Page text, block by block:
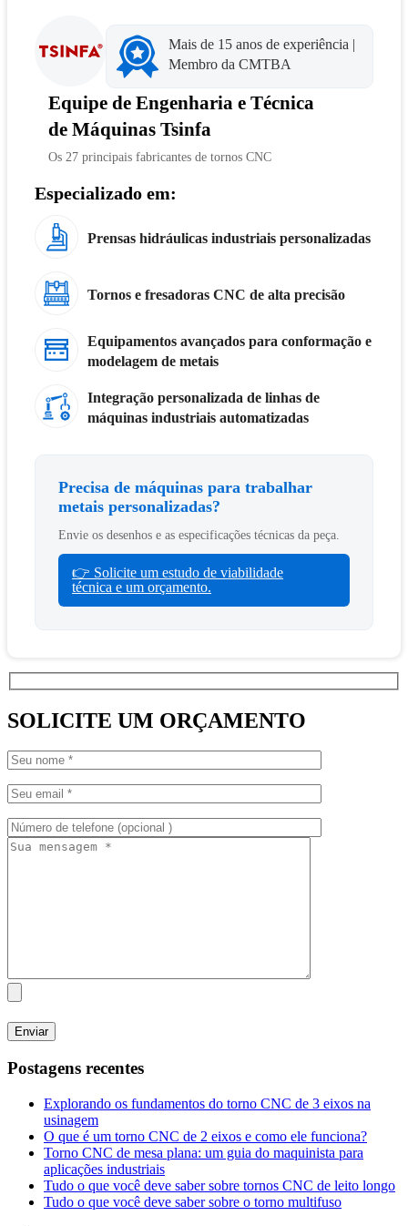
Equipe de Engenharia e Técnica
de Máquinas Tsinfa
Os 27 principais fabricantes de tornos CNC
Mais de 15 anos de experiência |
Membro da CMTBA
Especializado em:
Prensas hidráulicas industriais personalizadas
Tornos e fresadoras CNC de alta precisão
Equipamentos avançados para conformação e
modelagem de metais
Integração personalizada de linhas de
máquinas industriais automatizadas
Precisa de máquinas para trabalhar
metais personalizadas?
Envie os desenhos e as especificações técnicas da peça.
👉 Solicite um estudo de viabilidade
técnica e um orçamento.
SOLICITE UM ORÇAMENTO
Postagens recentes
Explorando os fundamentos do torno CNC de 3 eixos na
usinagem
O que é um torno CNC de 2 eixos e como ele funciona?
Torno CNC de mesa plana: um guia do maquinista para
aplicações industriais
Tudo o que você deve saber sobre tornos CNC de leito longo
Tudo o que você deve saber sobre o torno multifuso